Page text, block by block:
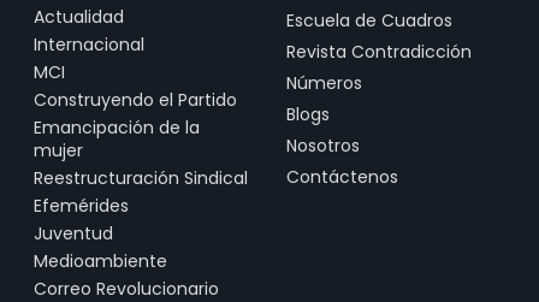
Actualidad
Internacional
MCI
Construyendo el Partido
Emancipación de la
mujer
Reestructuración Sindical
Efemérides
Juventud
Medioambiente
Correo Revolucionario
Escuela de Cuadros
Revista Contradicción
Números
Blogs
Nosotros
Contáctenos